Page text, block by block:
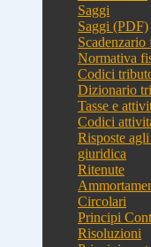
Saggi
Saggi (PDF)
Scadenzario
Normativa
Codici
Dizionario
Tasse e
Codici
Risposte
giuridica
Ritenute
Circolari
Principi
Risoluzioni